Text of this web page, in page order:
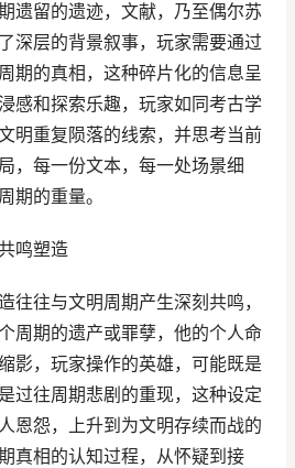
遗留的遗迹，文献，乃至偶尔苏
深层的背景叙事，玩家需要通过
期的真相，这种碎片化的信息呈
感和探索乐趣，玩家如同考古学
明重复陨落的线索，并思考当前
，每一份文本，每一处场景细
期的重量。
鸣塑造
往往与文明周期产生深刻共鸣，
周期的遗产或罪孽，他的个人命
影，玩家操作的英雄，可能既是
过往周期悲剧的重现，这种设定
恩怨，上升到为文明存续而战的
真相的认知过程，从怀疑到接